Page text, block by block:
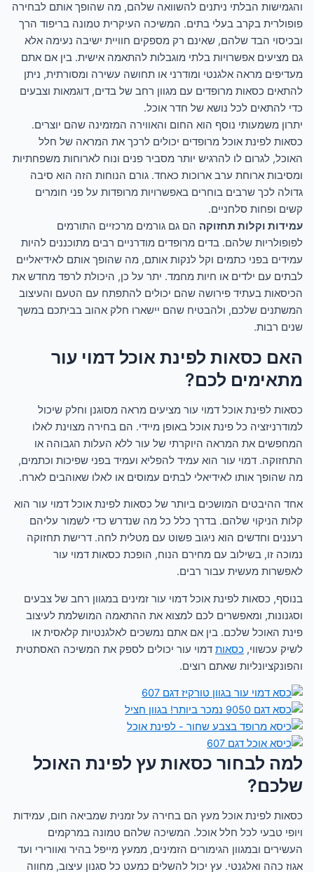
והגמישות הבלתי ניתנים להשוואה שלהם, מה שהופך אותם לבחירה
פופולרית בקרב בעלי בתים. המשיכה העיקרית טמונה בריפוד הרך
ובכיסוי הבד שלהם, שאינם רק מספקים חוויית ישיבה נעימה אלא
גם מציעים אפשרויות בלתי מוגבלות להתאמה אישית. בין אם אתם
מעדיפים מראה אלגנטי ומודרני או תחושה עשירה ומסורתית, ניתן
להתאים כסאות מרופדים עם מגוון רחב של בדים, דוגמאות וצבעים
כדי להתאים לכל נושא של חדר אוכל.
יתרון משמעותי נוסף הוא החום והאווירה המזמינה שהם יוצרים.
כסאות לפינת אוכל מרופדים יכולים לרכך את המראה של חלל
האוכל, לגרום לו להרגיש יותר מסביר פנים ונוח לארוחות משפחתיות
ומסיבות ארוחת ערב ארוכות כאחד. גורם הנוחות הזה הוא סיבה
גדולה לכך שרבים בוחרים באפשרויות מרופדות על פני חומרים
קשים ופחות סלחניים.
עמידות וקלות תחזוקה הם גם גורמים מרכזיים התורמים
לפופולריות שלהם. בדים מרופדים מודרניים רבים מתוכננים להיות
עמידים בפני כתמים וקל לנקות אותם, מה שהופך אותם לאידיאליים
לבתים עם ילדים או חיות מחמד. יתר על כן, היכולת לרפד מחדש את
הכיסאות בעתיד פירושה שהם יכולים להתפתח עם הטעם והעיצוב
המשתנים שלכם, ולהבטיח שהם יישארו חלק אהוב בביתכם במשך
שנים רבות.
האם כסאות לפינת אוכל דמוי עור
מתאימים לכם?
כסאות לפינת אוכל דמוי עור מציעים מראה מסוגנן וחלק שיכול
למודרניזציה כל פינת אוכל באופן מיידי. הם בחירה מצוינת לאלו
המחפשים את המראה היוקרתי של עור ללא העלות הגבוהה או
התחזוקה. דמוי עור הוא עמיד להפליא ועמיד בפני שפיכות וכתמים,
מה שהופך אותו לאידיאלי לבתים עמוסים או לאלו שאוהבים לארח.
אחד ההיבטים המושכים ביותר של כסאות לפינת אוכל דמוי עור הוא
קלות הניקוי שלהם. בדרך כלל כל מה שנדרש כדי לשמור עליהם
רעננים וחדשים הוא ניגוב פשוט עם מטלית לחה. דרישת תחזוקה
נמוכה זו, בשילוב עם מחירם הנוח, הופכת כסאות דמוי עור
לאפשרות מעשית עבור רבים.
בנוסף, כסאות לפינת אוכל דמוי עור זמינים במגוון רחב של צבעים
וסגנונות, ומאפשרים לכם למצוא את ההתאמה המושלמת לעיצוב
פינת האוכל שלכם. בין אם אתם נמשכים לאלגנטיות קלאסית או
לשיק עכשווי, כסאותדמוי עור יכולים לספק את המשיכה האסתטית
והפונקציונליות שאתם רוצים.
למה לבחור כסאות עץ לפינת האוכל
שלכם?
כסאות לפינת אוכל מעץ הם בחירה על זמנית שמביאה חום, עמידות
ויופי טבעי לכל חלל אוכל. המשיכה שלהם טמונה במרקמים
העשירים ובמגוון הגימורים הזמינים, ממעץ מייפל בהיר ואוורירי ועד
אגוז כהה ואלגנטי. עץ יכול להשלים כמעט כל סגנון עיצוב, מחווה